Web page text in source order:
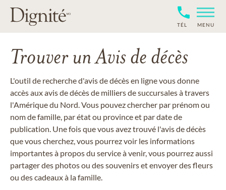
TÉL MENU
Trouver un Avis de décès
L'outil de recherche d'avis de décès en ligne vous donne
accès aux avis de décès de milliers de succursales à travers
l'Amérique du Nord. Vous pouvez chercher par prénom ou
nom de famille, par état ou province et par date de
publication. Une fois que vous avez trouvé l'avis de décès
que vous cherchez, vous pourrez voir les informations
importantes à propos du service à venir, vous pourrez aussi
partager des photos ou des souvenirs et envoyer des fleurs
ou des cadeaux à la famille.